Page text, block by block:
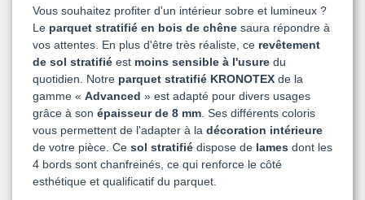
Vous souhaitez profiter d'un intérieur sobre et lumineux ?
Le parquet stratifié en bois de chêne saura répondre à
vos attentes. En plus d'être très réaliste, ce revêtement
de sol stratifié est moins sensible à l'usure du
quotidien. Notre parquet stratifié KRONOTEX de la
gamme « Advanced » est adapté pour divers usages
grâce à son épaisseur de 8 mm . Ses différents coloris
vous permettent de l'adapter à la décoration intérieure
de votre pièce. Ce sol stratifié dispose de lames dont les
4 bords sont chanfreinés, ce qui renforce le côté
esthétique et qualificatif du parquet.